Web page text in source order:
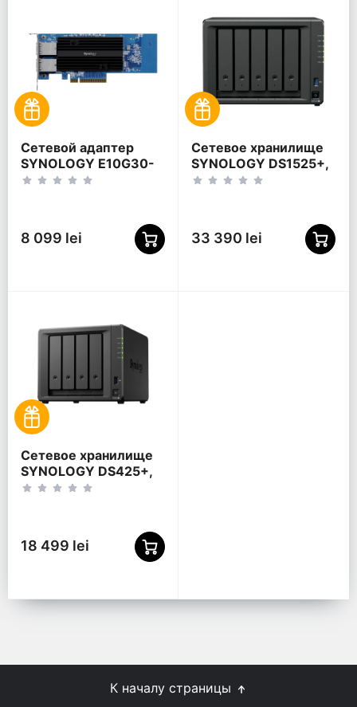
Сетевой адаптер
SYNOLOGY E10G30-
T2 высокоскоростная
8 099 lei
Сетевое хранилище
SYNOLOGY DS1525+,
Черный
33 390 lei
Сетевое хранилище
SYNOLOGY DS425+,
Черный
18 499 lei
К началу страницы